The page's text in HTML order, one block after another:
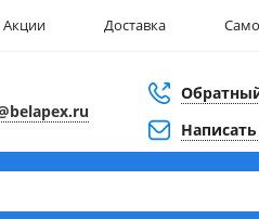
Акции Доставка